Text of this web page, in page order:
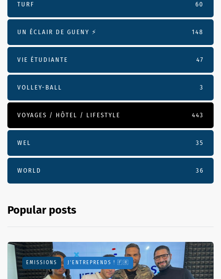
TURF 60
UN ÉCLAIR DE GUENY ⚡️ 148
VIE ÉTUDIANTE 47
VOLLEY-BALL 3
VOYAGES / HÔTEL / LIFESTYLE 443
WEL 35
WORLD 36
Popular posts
EMISSIONS J'ENTREPRENDS ! 🇫🇷